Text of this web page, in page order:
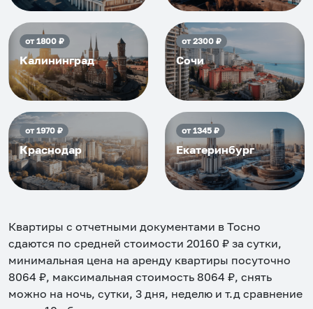
от1800₽
Калининград
от2300₽
Сочи
от1970₽
Краснодар
от1345₽
Екатеринбург
Квартиры с отчетными документами в Тосно
сдаются по средней стоимости 20160 ₽ за сутки,
минимальная цена на аренду квартиры посуточно
8064 ₽, максимальная стоимость 8064 ₽, снять
можно на ночь, сутки, 3 дня, неделю и т.д сравнение